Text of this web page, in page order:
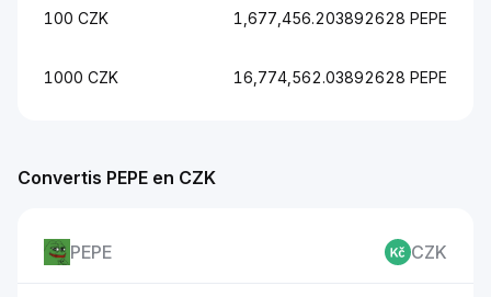
Convertis PEPE en CZK
PEPE CZK
100 CZK 1,677,456.203892628 PEPE
1000 CZK 16,774,562.03892628 PEPE